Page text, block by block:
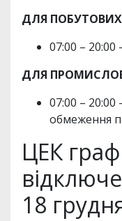
ДЛЯ
07:00 –
ДЛЯ
07:00 – 20:00
обмеження
ЦЕК
18